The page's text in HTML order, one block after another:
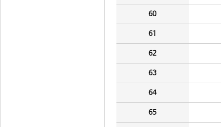
60
61
62
63
64
65